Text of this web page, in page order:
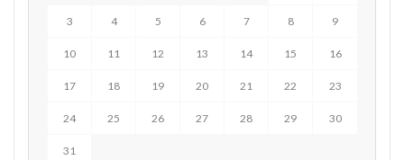
3 4 5 6 7 8 9
10 11 12 13 14 15 16
17 18 19 20 21 22 23
24 25 26 27 28 29 30
31